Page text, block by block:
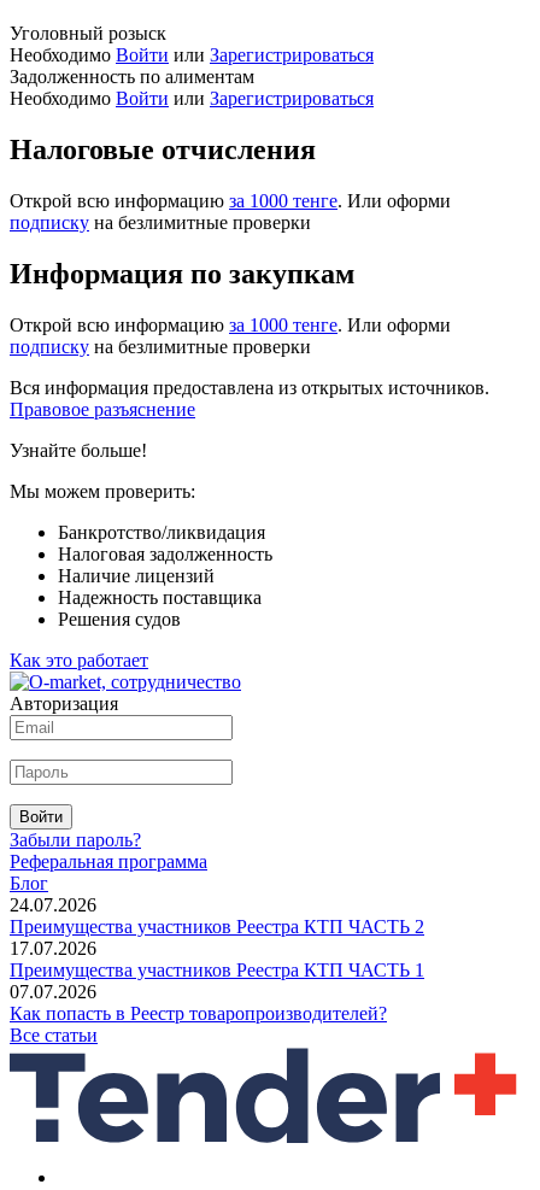
Уголовный розыск
Необходимо Войти или Зарегистрироваться
Задолженность по алиментам
Необходимо Войти или Зарегистрироваться
Налоговые отчисления
Открой всю информацию за 1000 тенге. Или оформи
подписку на безлимитные проверки
Информация по закупкам
Открой всю информацию за 1000 тенге. Или оформи
подписку на безлимитные проверки
Вся информация предоставлена из открытых источников.
Правовое разъяснение
Узнайте больше!
Мы можем проверить:
Банкротство/ликвидация
Налоговая задолженность
Наличие лицензий
Надежность поставщика
Решения судов
Как это работает
Авторизация
Войти
Забыли пароль?
Реферальная программа
Блог
24.07.2026
Преимущества участников Реестра КТП ЧАСТЬ 2
17.07.2026
Преимущества участников Реестра КТП ЧАСТЬ 1
07.07.2026
Как попасть в Реестр товаропроизводителей?
Все статьи